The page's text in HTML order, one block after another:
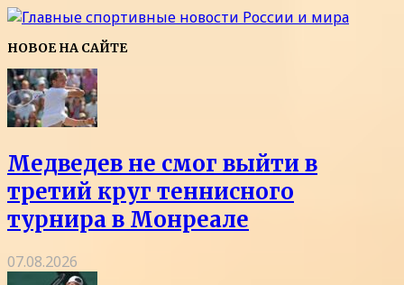
НОВОЕ НА САЙТЕ
Медведев не смог выйти в
третий круг теннисного
турнира в Монреале
07.08.2026